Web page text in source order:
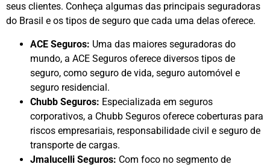
seus clientes. Conheça algumas das principais seguradoras
do Brasil e os tipos de seguro que cada uma delas oferece.
ACE Seguros: Uma das maiores seguradoras do
mundo, a ACE Seguros oferece diversos tipos de
seguro, como seguro de vida, seguro automóvel e
seguro residencial.
Chubb Seguros: Especializada em seguros
corporativos, a Chubb Seguros oferece coberturas para
riscos empresariais, responsabilidade civil e seguro de
transporte de cargas.
Jmalucelli Seguros: Com foco no segmento de